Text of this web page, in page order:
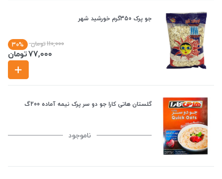
جو پرک 350گرم خورشید شهر
110,000تومان 30%
77,000تومان
گلستان هاتی کارا جو دو سر پرک نیمه آماده 200گ
ناموجود